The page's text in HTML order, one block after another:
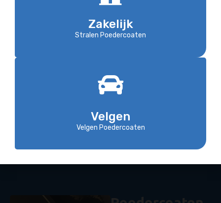
materieel zijn aan oppervlakteslijtage onderhevig.
Menig transportonderneming heeft de velgen van al
zijn rollend materieel al wel eens opnieuw door ons
mogen ook veel landbouwbedrijven tot onze
lakken van hun landbouwvoertuigen.
Zakelijk
Stralen Poedercoaten
Velgen
Velgen Poedercoaten